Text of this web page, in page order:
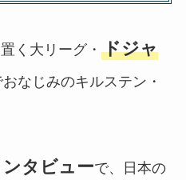
く大リーグ・ ドジャ
なじみのキルステン・
タビューで、日本の